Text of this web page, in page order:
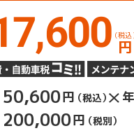
円
（税込
50,600円 （税込） 年
200,000円 （税別）